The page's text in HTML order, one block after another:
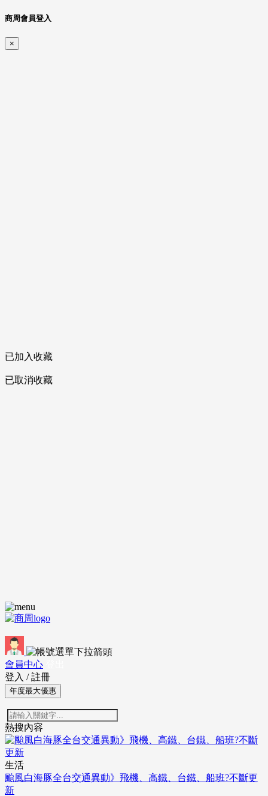
商周會員登入
×
已加入收藏
已取消收藏
會員中心
登入 / 註冊
年度最大優惠
熱搜內容
生活
颱風白海豚全台交通異動》飛機、高鐵、台鐵、船班?不斷更
新